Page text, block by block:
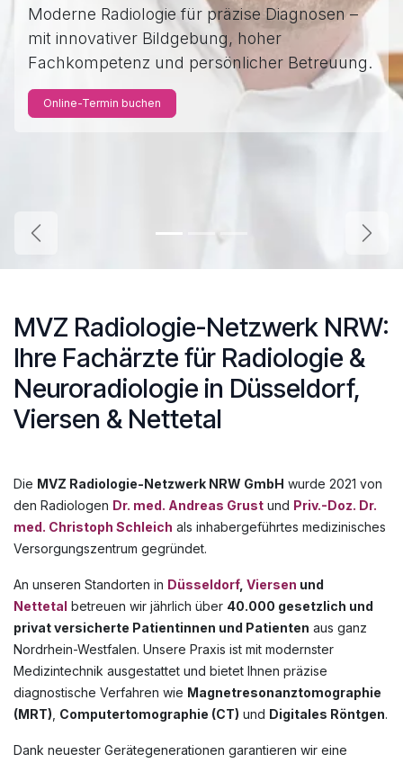
Moderne Radiologie für präzise Diagnosen –
mit innovativer Bildgebung, hoher
Fachkompetenz und persönlicher Betreuung.
Online-Termin buchen
Zurück
MVZ Radiologie-Netzwerk NRW:
Ihre Fachärzte für Radiologie &
Neuroradiologie in Düsseldorf,
Viersen & Nettetal ​
Die MVZ Radiologie-Netzwerk NRW GmbH wurde 2021 von
den Radiologen Dr. med. Andreas Grust und Priv.-Doz. Dr.
med. Christoph Schleich als inhabergeführtes medizinisches
Versorgungszentrum gegründet.
An unseren Standorten in Düsseldorf, Viersen und
Nettetal betreuen wir jährlich über 40.000 gesetzlich und
privat versicherte Patientinnen und Patienten aus ganz
Nordrhein-Westfalen. Unsere Praxis ist mit modernster
Medizintechnik ausgestattet und bietet Ihnen präzise
diagnostische Verfahren wie Magnetresonanztomographie
(MRT) Computertomographie (CT) und Digitales Röntgen.
Dank neuester Gerätegenerationen garantieren wir eine